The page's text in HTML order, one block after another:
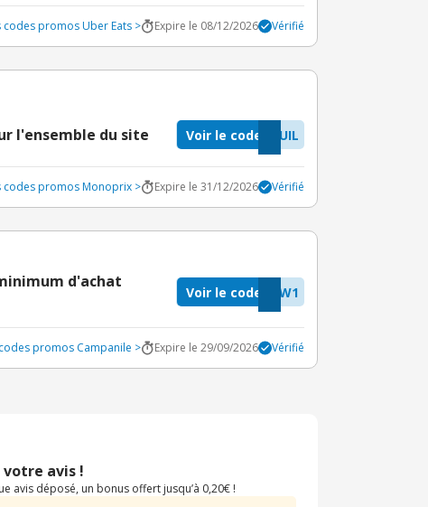
codes promos Uber Eats > Expire le 08/12/2026 Vérifié
l'ensemble du site UIL
Voir le code
codes promos Monoprix > Expire le 31/12/2026 Vérifié
d'achat
UW1
Voir le code
promos Campanile > Expire le 29/09/2026 Vérifié
votre avis !
avis déposé, un bonus offert jusqu’à 0,20€ !